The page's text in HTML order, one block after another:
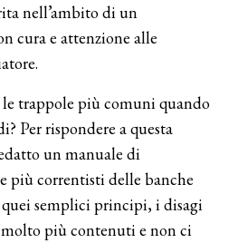
nell’ambito di un
cura e attenzione alle
trappole più comuni quando
Per rispondere a questa
un manuale di
più correntisti delle banche
quei semplici principi, i disagi
più contenuti e non ci